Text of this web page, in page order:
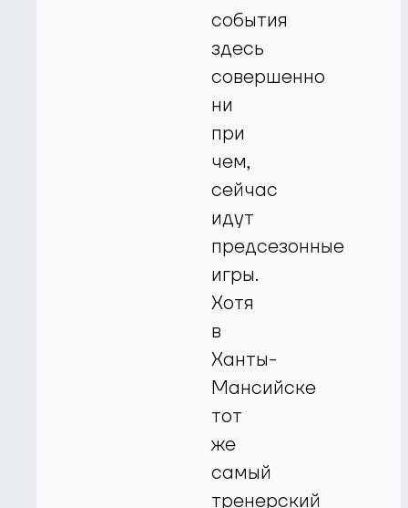
события
здесь
совершенно
ни
при
чем,
сейчас
идут
предсезонные
игры.
Хотя
в
Ханты-
Мансийске
тот
же
самый
тренерский